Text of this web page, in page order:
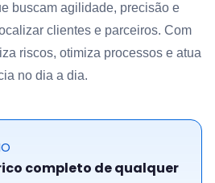
buscam agilidade, precisão e
clientes e parceiros. Com
riscos, otimiza processos e atua
no dia a dia.
completo de qualquer